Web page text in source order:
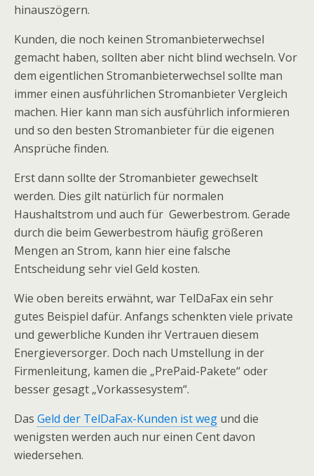
hinauszögern.
Kunden, die noch keinen Stromanbieterwechsel
gemacht haben, sollten aber nicht blind wechseln. Vor
dem eigentlichen Stromanbieterwechsel sollte man
immer einen ausführlichen Stromanbieter Vergleich
machen. Hier kann man sich ausführlich informieren
und so den besten Stromanbieter für die eigenen
Ansprüche finden.
Erst dann sollte der Stromanbieter gewechselt
werden. Dies gilt natürlich für normalen
Haushaltstrom und auch für Gewerbestrom. Gerade
durch die beim Gewerbestrom häufig größeren
Mengen an Strom, kann hier eine falsche
Entscheidung sehr viel Geld kosten.
Wie oben bereits erwähnt, war TelDaFax ein sehr
gutes Beispiel dafür. Anfangs schenkten viele private
und gewerbliche Kunden ihr Vertrauen diesem
Energieversorger. Doch nach Umstellung in der
Firmenleitung, kamen die „PrePaid-Pakete“ oder
besser gesagt „Vorkassesystem“.
Das Geld der TelDaFax-Kunden ist weg und die
wenigsten werden auch nur einen Cent davon
wiedersehen.